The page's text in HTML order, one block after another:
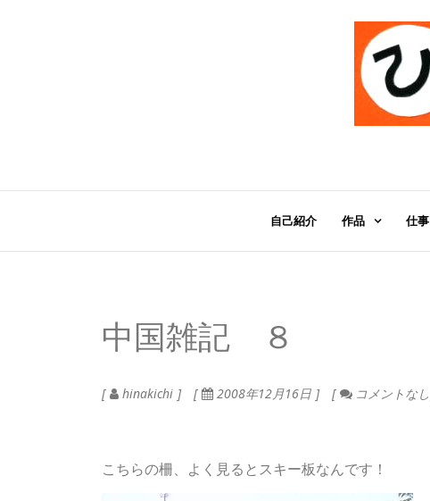
自己紹介 作品 仕事
中国雑記 ８
hinakichi 2008年12月16日 コメントなし
こちらの柵、よく見るとスキー板なんです！